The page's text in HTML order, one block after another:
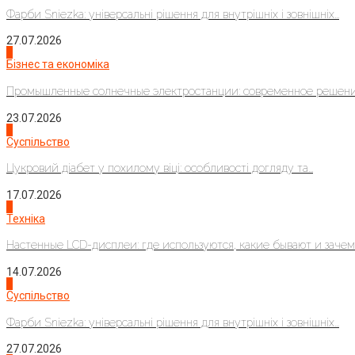
Фарби Sniezka: універсальні рішення для внутрішніх і зовнішніх...
27.07.2026
Бізнес та економіка
Промышленные солнечные электростанции: современное
23.07.2026
Суспільство
Цукровий діабет у похилому віці: особливості догляду та...
17.07.2026
Техніка
Настенные LCD-дисплеи: где используются, какие бывают и
14.07.2026
Суспільство
Фарби Sniezka: універсальні рішення для внутрішніх і зовнішніх...
27.07.2026